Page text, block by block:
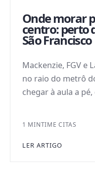
Onde morar
centro: perto
São Francisco
Mackenzie, FGV e
no raio do metrô
chegar à aula a
1 MINTIME CITAS
LER ARTIGO